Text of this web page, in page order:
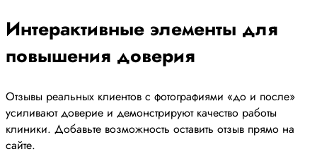
Интерактивные элементы для
повышения доверия
Отзывы реальных клиентов с фотографиями «до и после»
усиливают доверие и демонстрируют качество работы
клиники. Добавьте возможность оставить отзыв прямо на
сайте.